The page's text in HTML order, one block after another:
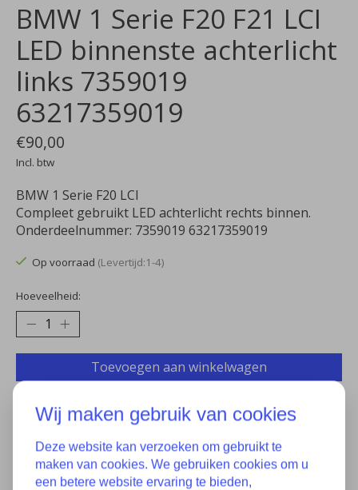
BMW 1 Serie F20 F21 LCI
LED binnenste achterlicht
links 7359019
63217359019
€90,00
Incl. btw
BMW 1 Serie F20 LCI
Compleet gebruikt LED achterlicht rechts binnen.
Onderdeelnummer: 7359019 63217359019
Op voorraad (Levertijd:1-4)
Hoeveelheid:
Toevoegen aan winkelwagen
Toevoegen om te vergelijken
Wij maken gebruik van cookies
Deze website kan verzoeken om gebruikt te
maken van cookies. We gebruiken cookies om u
een betere website ervaring te bieden,